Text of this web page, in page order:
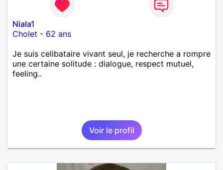
Niala1
Cholet - 62 ans
Je suis celibataire vivant seul, je recherche a rompre
une certaine solitude : dialogue, respect mutuel,
feeling..
Voir le profil